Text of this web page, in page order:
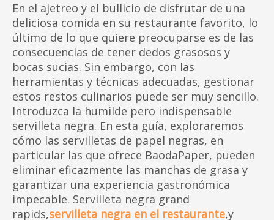
En el ajetreo y el bullicio de disfrutar de una
deliciosa comida en su restaurante favorito, lo
último de lo que quiere preocuparse es de las
consecuencias de tener dedos grasosos y
bocas sucias. Sin embargo, con las
herramientas y técnicas adecuadas, gestionar
estos restos culinarios puede ser muy sencillo.
Introduzca la humilde pero indispensable
servilleta negra. En esta guía, exploraremos
cómo las servilletas de papel negras, en
particular las que ofrece BaodaPaper, pueden
eliminar eficazmente las manchas de grasa y
garantizar una experiencia gastronómica
impecable. Servilleta negra grand
rapids,servilleta negra en el restaurante,y